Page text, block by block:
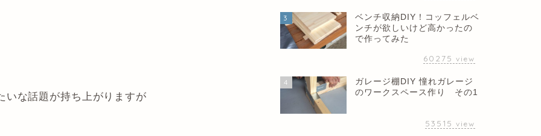
いな話題が持ち上がりますが
3
ベンチ収納DIY！コッフェルベ
ンチが欲しいけど高かったの
で作ってみた
60275 view
4
ガレージ棚DIY 憧れガレージ
のワークスペース作り その1
53515 view